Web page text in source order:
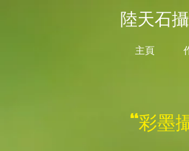
陸天石攝
主頁
“彩墨